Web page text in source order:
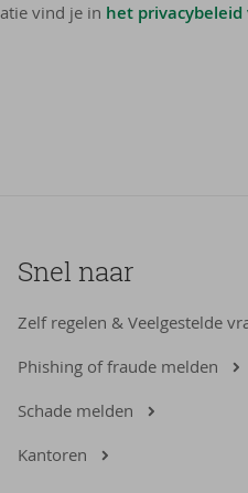
vind je in het privacybeleid
Snel naar
Zelf regelen & Veelgestelde
Phishing of fraude melden
Schade melden
Kantoren